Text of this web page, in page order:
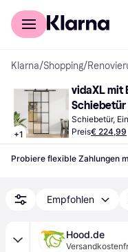
Für Shopper
Klarna/Shopping/
+1
vidaXL mit
Schiebetür
Schiebetür,
Preis€ 224,99
Probiere flexible Zahlungen
Empfohlen
Hood.de